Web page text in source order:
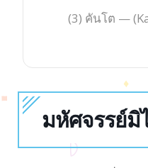
(3) คันโต —
มหัศจรรย์มิ